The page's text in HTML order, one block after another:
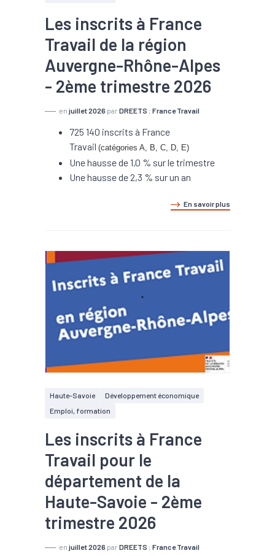
Les inscrits à France
Travail de la région
Auvergne-Rhône-Alpes
- 2ème trimestre 2026
en juillet 2026 par DREETS ; France Travail
725 140 inscrits à France
Travail (catégories A, B, C, D, E)
Une hausse de 1,0 % sur le trimestre
Une hausse de 2,3 % sur un an
En savoir plus
Haute-Savoie
Développement économique
Emploi, formation
Les inscrits à France
Travail pour le
département de la
Haute-Savoie - 2ème
trimestre 2026
en juillet 2026 par DREETS ; France Travail